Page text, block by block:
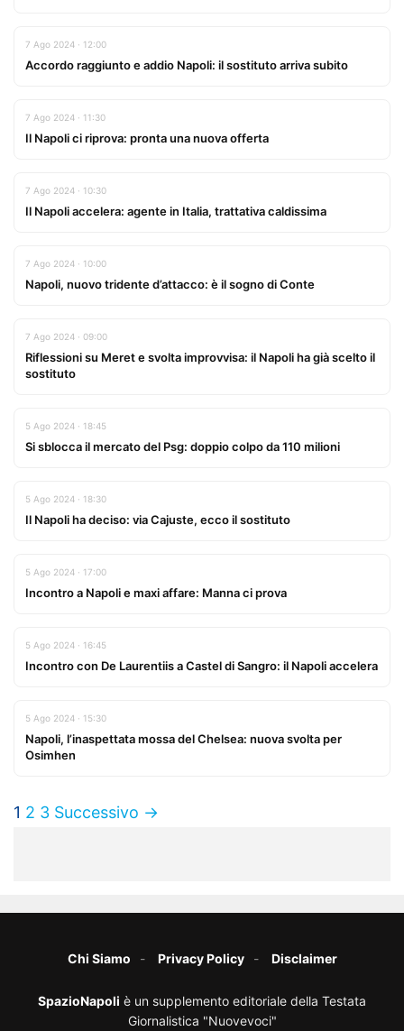
7 Ago 2024 · 12:00
Accordo raggiunto e addio Napoli: il sostituto arriva subito
7 Ago 2024 · 11:30
Il Napoli ci riprova: pronta una nuova offerta
7 Ago 2024 · 10:30
Il Napoli accelera: agente in Italia, trattativa caldissima
7 Ago 2024 · 10:00
Napoli, nuovo tridente d’attacco: è il sogno di Conte
7 Ago 2024 · 09:00
Riflessioni su Meret e svolta improvvisa: il Napoli ha già scelto il
sostituto
5 Ago 2024 · 18:45
Si sblocca il mercato del Psg: doppio colpo da 110 milioni
5 Ago 2024 · 18:30
Il Napoli ha deciso: via Cajuste, ecco il sostituto
5 Ago 2024 · 17:00
Incontro a Napoli e maxi affare: Manna ci prova
5 Ago 2024 · 16:45
Incontro con De Laurentiis a Castel di Sangro: il Napoli accelera
5 Ago 2024 · 15:30
Napoli, l’inaspettata mossa del Chelsea: nuova svolta per
Osimhen
1 2 3 Successivo →
Chi Siamo Privacy Policy Disclaimer
SpazioNapoli è un supplemento editoriale della Testata
Giornalistica "Nuovevoci"